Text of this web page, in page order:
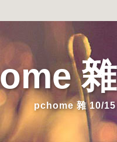
pchome 雜 10/15